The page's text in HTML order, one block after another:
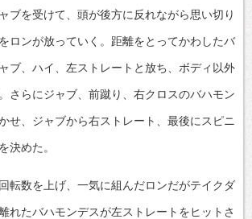
ブを受けて、頭が後方に反れながら思い切り
ロンが放っていく。距離をとってかわしたバ
ブ、ハイ、左ストレートと放ち、ボディ以外
さらにジャブ、前蹴り、右クロスのバハモン
せ、ジャブから右ストレート、最後にスピニ
決めた。
転数を上げ、一気に組んだロンだがテイクダ
れたバハモンデスが左ストレートをヒットさ